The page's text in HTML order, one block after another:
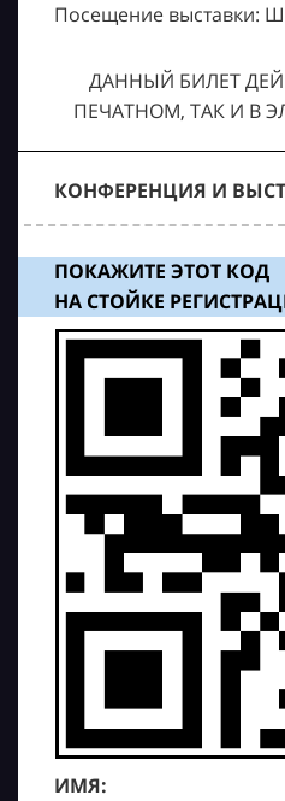
Посещение выставки:
ДАННЫЙ БИЛЕТ
ПЕЧАТНОМ, ТАК И В
КОНФЕРЕНЦИЯ И
ПОКАЖИТЕ ЭТОТ КОД
НА СТОЙКЕ
ИМЯ: